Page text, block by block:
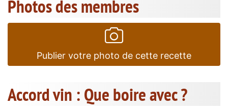
Photos des membres
Publier votre photo de cette recette
Accord vin : Que boire avec ?